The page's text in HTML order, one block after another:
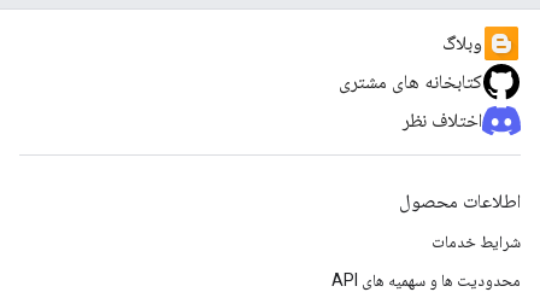
وبلاگ
کتابخانه های مشتری
اختلاف نظر
اطلاعات محصول
شرایط خدمات
محدودیت ها و سهمیه های API